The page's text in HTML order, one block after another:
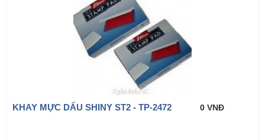
KHAY MỰC DẤU SHINY ST2 - TP-2472 0 VNĐ